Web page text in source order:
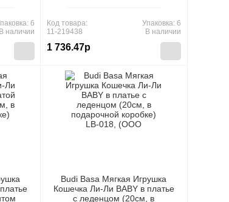
6
В наличии
Код товара:
11-219438
1 736.47р
Упаковка: 6
В наличии
Budi Basa Мягкая Игрушка
Кошечка Ли-Ли BABY в платье
с леденцом (20см, в